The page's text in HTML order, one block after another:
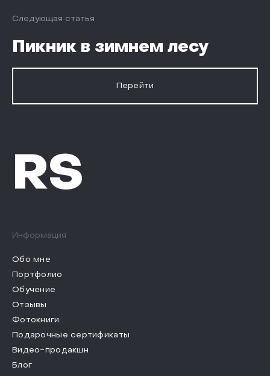
Следующая статья
Пикник в зимнем лесу
Перейти
RS
Информация
Обо мне
Портфолио
Обучение
Отзывы
Фотокниги
Подарочные сертификаты
Видео-продакшн
Блог